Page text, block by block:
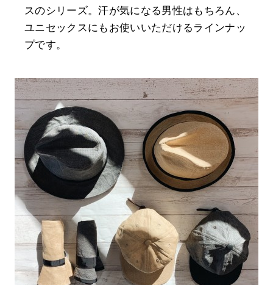
スのシリーズ。汗が気になる男性はもちろん、
ユニセックスにもお使いいただけるラインナッ
プです。